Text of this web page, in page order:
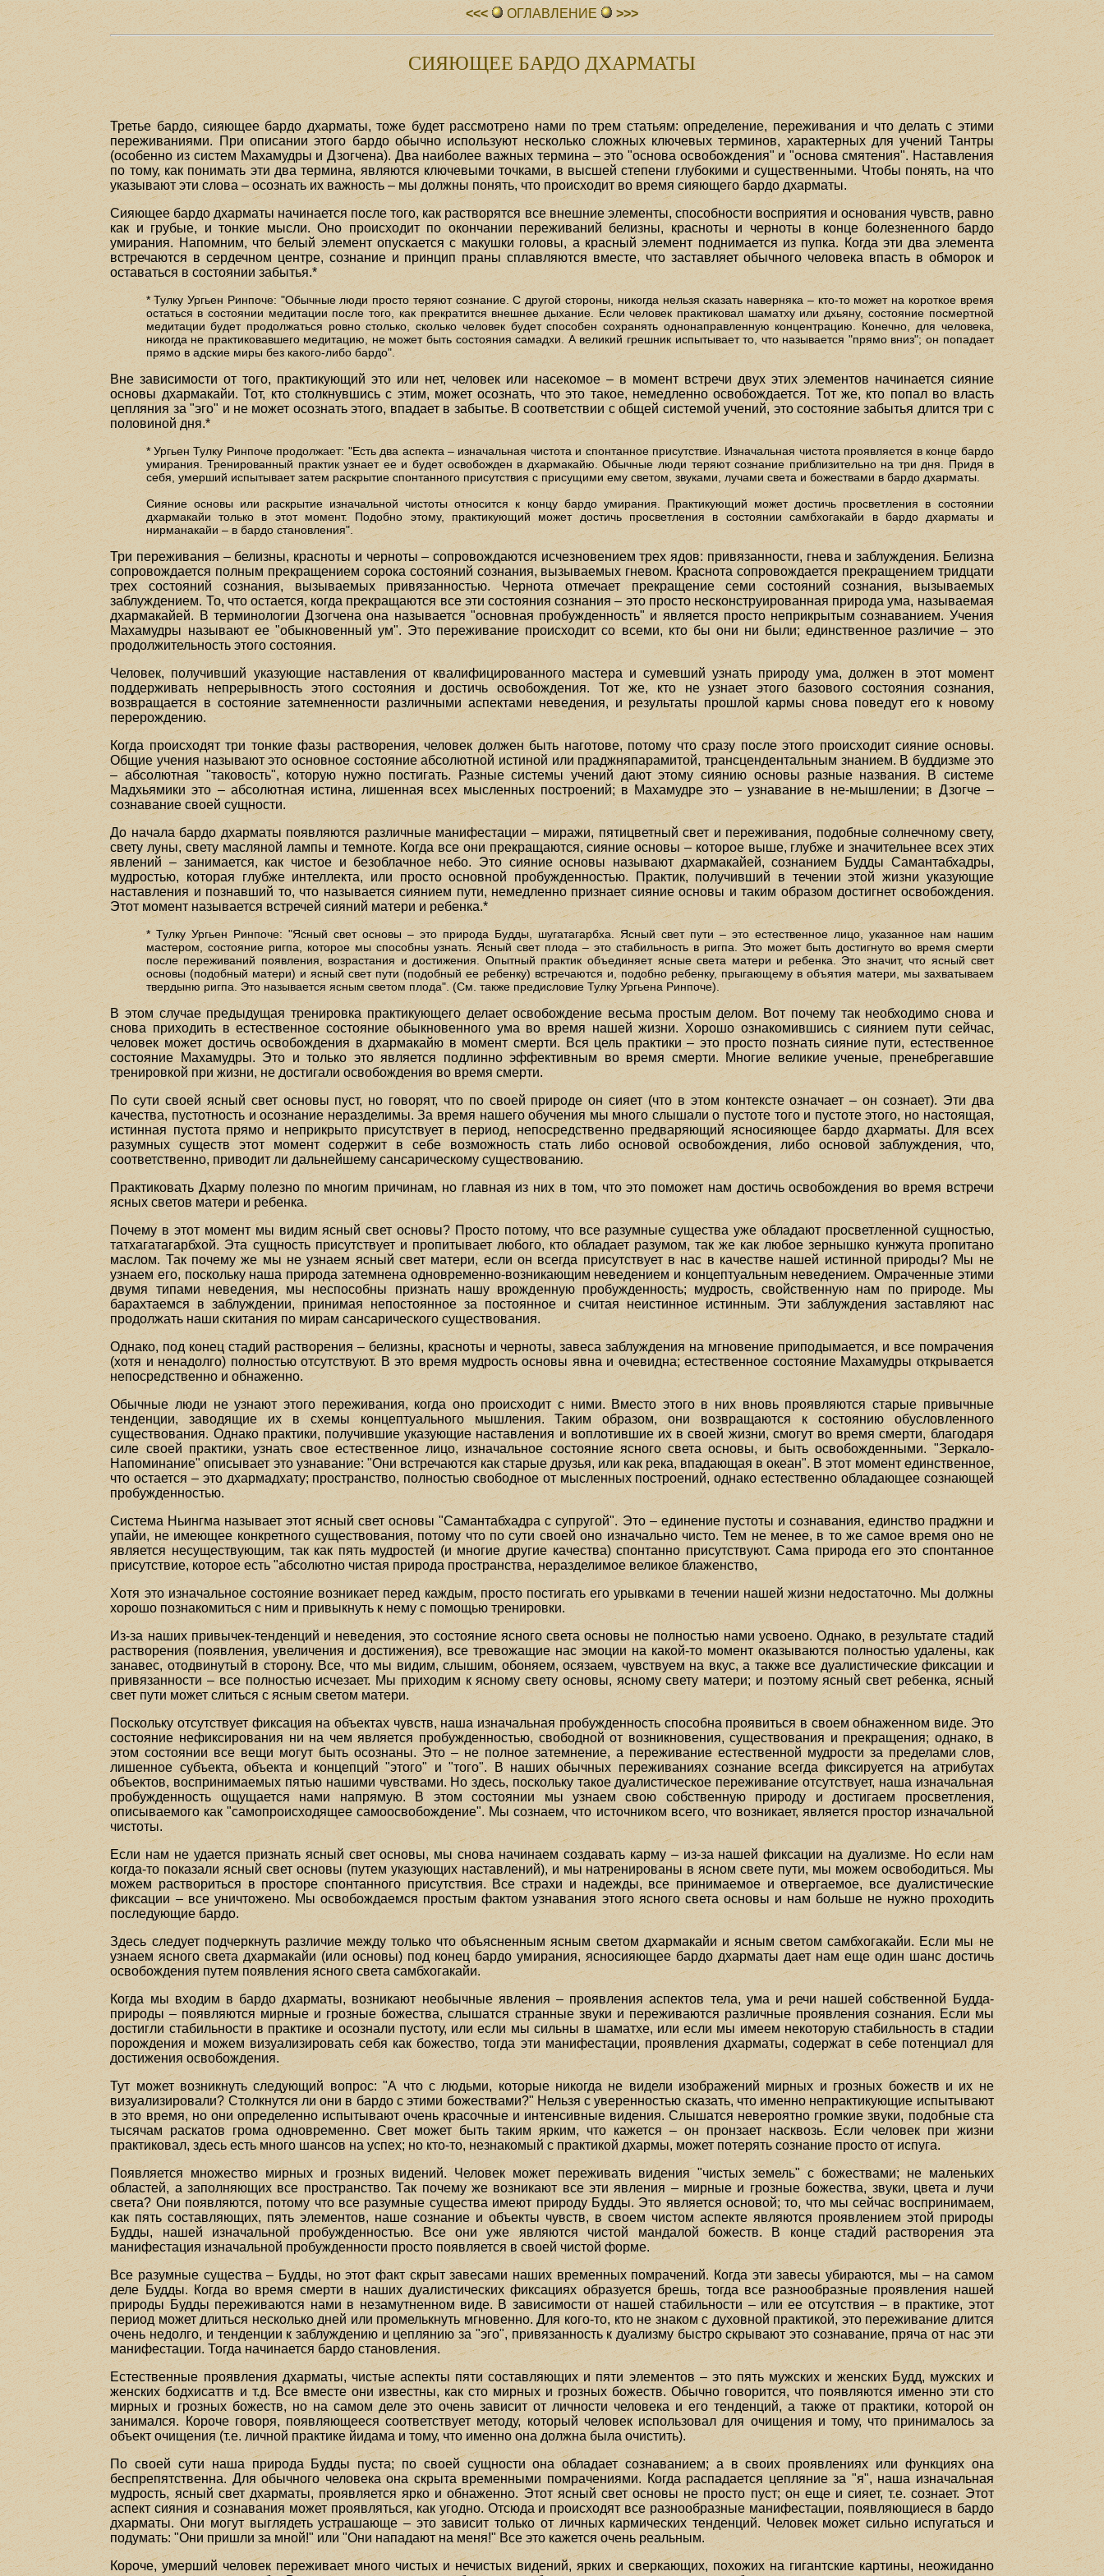
<<< ОГЛАВЛЕHИЕ >>>
СИЯЮЩЕЕ БАРДО ДХАРМАТЫ
Третье бардо, сияющее бардо дхарматы, тоже будет рассмотрено нами по трем статьям: определение, переживания и что делать с этими
переживаниями. При описании этого бардо обычно используют несколько сложных ключевых терминов, характерных для учений Тантры
(особенно из систем Махамудры и Дзогчена). Два наиболее важных термина – это "основа освобождения" и "основа смятения". Наставления
по тому, как понимать эти два термина, являются ключевыми точками, в высшей степени глубокими и существенными. Чтобы понять, на что
указывают эти слова – осознать их важность – мы должны понять, что происходит во время сияющего бардо дхарматы.
Сияющее бардо дхарматы начинается после того, как растворятся все внешние элементы, способности восприятия и основания чувств, равно
как и грубые, и тонкие мысли. Оно происходит по окончании переживаний белизны, красноты и черноты в конце болезненного бардо
умирания. Напомним, что белый элемент опускается с макушки головы, а красный элемент поднимается из пупка. Когда эти два элемента
встречаются в сердечном центре, сознание и принцип праны сплавляются вместе, что заставляет обычного человека впасть в обморок и
оставаться в состоянии забытья.*
* Тулку Ургьен Ринпоче: "Обычные люди просто теряют сознание. С другой стороны, никогда нельзя сказать наверняка – кто-то может на короткое время
остаться в состоянии медитации после того, как прекратится внешнее дыхание. Если человек практиковал шаматху или дхьяну, состояние посмертной
медитации будет продолжаться ровно столько, сколько человек будет способен сохранять однонаправленную концентрацию. Конечно, для человека,
никогда не практиковавшего медитацию, не может быть состояния самадхи. А великий грешник испытывает то, что называется "прямо вниз"; он попадает
прямо в адские миры без какого-либо бардо".
Вне зависимости от того, практикующий это или нет, человек или насекомое – в момент встречи двух этих элементов начинается сияние
основы дхармакайи. Тот, кто столкнувшись с этим, может осознать, что это такое, немедленно освобождается. Тот же, кто попал во власть
цепляния за "эго" и не может осознать этого, впадает в забытье. В соответствии с общей системой учений, это состояние забытья длится три с
половиной дня.*
* Ургьен Тулку Ринпоче продолжает: "Есть два аспекта – изначальная чистота и спонтанное присутствие. Изначальная чистота проявляется в конце бардо
умирания. Тренированный практик узнает ее и будет освобожден в дхармакайю. Обычные люди теряют сознание приблизительно на три дня. Придя в
себя, умерший испытывает затем раскрытие спонтанного присутствия с присущими ему светом, звуками, лучами света и божествами в бардо дхарматы.
Сияние основы или раскрытие изначальной чистоты относится к концу бардо умирания. Практикующий может достичь просветления в состоянии
дхармакайи только в этот момент. Подобно этому, практикующий может достичь просветления в состоянии самбхогакайи в бардо дхарматы и
нирманакайи – в бардо становления".
Три переживания – белизны, красноты и черноты – сопровождаются исчезновением трех ядов: привязанности, гнева и заблуждения. Белизна
сопровождается полным прекращением сорока состояний сознания, вызываемых гневом. Краснота сопровождается прекращением тридцати
трех состояний сознания, вызываемых привязанностью. Чернота отмечает прекращение семи состояний сознания, вызываемых
заблуждением. То, что остается, когда прекращаются все эти состояния сознания – это просто несконструированная природа ума, называемая
дхармакайей. В терминологии Дзогчена она называется "основная пробужденность" и является просто неприкрытым сознаванием. Учения
Махамудры называют ее "обыкновенный ум". Это переживание происходит со всеми, кто бы они ни были; единственное различие – это
продолжительность этого состояния.
Человек, получивший указующие наставления от квалифицированного мастера и сумевший узнать природу ума, должен в этот момент
поддерживать непрерывность этого состояния и достичь освобождения. Тот же, кто не узнает этого базового состояния сознания,
возвращается в состояние затемненности различными аспектами неведения, и результаты прошлой кармы снова поведут его к новому
перерождению.
Когда происходят три тонкие фазы растворения, человек должен быть наготове, потому что сразу после этого происходит сияние основы.
Общие учения называют это основное состояние абсолютной истиной или праджняпарамитой, трансцендентальным знанием. В буддизме это
– абсолютная "таковость", которую нужно постигать. Разные системы учений дают этому сиянию основы разные названия. В системе
Мадхьямики это – абсолютная истина, лишенная всех мысленных построений; в Махамудре это – узнавание в не-мышлении; в Дзогче –
сознавание своей сущности.
До начала бардо дхарматы появляются различные манифестации – миражи, пятицветный свет и переживания, подобные солнечному свету,
свету луны, свету масляной лампы и темноте. Когда все они прекращаются, сияние основы – которое выше, глубже и значительнее всех этих
явлений – занимается, как чистое и безоблачное небо. Это сияние основы называют дхармакайей, сознанием Будды Самантабхадры,
мудростью, которая глубже интеллекта, или просто основной пробужденностью. Практик, получивший в течении этой жизни указующие
наставления и познавший то, что называется сиянием пути, немедленно признает сияние основы и таким образом достигнет освобождения.
Этот момент называется встречей сияний матери и ребенка.*
* Тулку Ургьен Ринпоче: "Ясный свет основы – это природа Будды, шугатагарбха. Ясный свет пути – это естественное лицо, указанное нам нашим
мастером, состояние ригпа, которое мы способны узнать. Ясный свет плода – это стабильность в ригпа. Это может быть достигнуто во время смерти
после переживаний появления, возрастания и достижения. Опытный практик объединяет ясные света матери и ребенка. Это значит, что ясный свет
основы (подобный матери) и ясный свет пути (подобный ее ребенку) встречаются и, подобно ребенку, прыгающему в объятия матери, мы захватываем
твердыню ригпа. Это называется ясным светом плода". (См. также предисловие Тулку Ургьена Ринпоче).
В этом случае предыдущая тренировка практикующего делает освобождение весьма простым делом. Вот почему так необходимо снова и
снова приходить в естественное состояние обыкновенного ума во время нашей жизни. Хорошо ознакомившись с сиянием пути сейчас,
человек может достичь освобождения в дхармакайю в момент смерти. Вся цель практики – это просто познать сияние пути, естественное
состояние Махамудры. Это и только это является подлинно эффективным во время смерти. Многие великие ученые, пренебрегавшие
тренировкой при жизни, не достигали освобождения во время смерти.
По сути своей ясный свет основы пуст, но говорят, что по своей природе он сияет (что в этом контексте означает – он сознает). Эти два
качества, пустотность и осознание неразделимы. За время нашего обучения мы много слышали о пустоте того и пустоте этого, но настоящая,
истинная пустота прямо и неприкрыто присутствует в период, непосредственно предваряющий ясносияющее бардо дхарматы. Для всех
разумных существ этот момент содержит в себе возможность стать либо основой освобождения, либо основой заблуждения, что,
соответственно, приводит ли дальнейшему сансарическому существованию.
Практиковать Дхарму полезно по многим причинам, но главная из них в том, что это поможет нам достичь освобождения во время встречи
ясных светов матери и ребенка.
Почему в этот момент мы видим ясный свет основы? Просто потому, что все разумные существа уже обладают просветленной сущностью,
татхагатагарбхой. Эта сущность присутствует и пропитывает любого, кто обладает разумом, так же как любое зернышко кунжута пропитано
маслом. Так почему же мы не узнаем ясный свет матери, если он всегда присутствует в нас в качестве нашей истинной природы? Мы не
узнаем его, поскольку наша природа затемнена одновременно-возникающим неведением и концептуальным неведением. Омраченные этими
двумя типами неведения, мы неспособны признать нашу врожденную пробужденность; мудрость, свойственную нам по природе. Мы
барахтаемся в заблуждении, принимая непостоянное за постоянное и считая неистинное истинным. Эти заблуждения заставляют нас
продолжать наши скитания по мирам сансарического существования.
Однако, под конец стадий растворения – белизны, красноты и черноты, завеса заблуждения на мгновение приподымается, и все помрачения
(хотя и ненадолго) полностью отсутствуют. В это время мудрость основы явна и очевидна; естественное состояние Махамудры открывается
непосредственно и обнаженно.
Обычные люди не узнают этого переживания, когда оно происходит с ними. Вместо этого в них вновь проявляются старые привычные
тенденции, заводящие их в схемы концептуального мышления. Таким образом, они возвращаются к состоянию обусловленного
существования. Однако практики, получившие указующие наставления и воплотившие их в своей жизни, смогут во время смерти, благодаря
силе своей практики, узнать свое естественное лицо, изначальное состояние ясного света основы, и быть освобожденными. "Зеркало-
Напоминание" описывает это узнавание: "Они встречаются как старые друзья, или как река, впадающая в океан". В этот момент единственное,
что остается – это дхармадхату; пространство, полностью свободное от мысленных построений, однако естественно обладающее сознающей
пробужденностью.
Система Ньингма называет этот ясный свет основы "Самантабхадра с супругой". Это – единение пустоты и сознавания, единство праджни и
упайи, не имеющее конкретного существования, потому что по сути своей оно изначально чисто. Тем не менее, в то же самое время оно не
является несуществующим, так как пять мудростей (и многие другие качества) спонтанно присутствуют. Сама природа его это спонтанное
присутствие, которое есть "абсолютно чистая природа пространства, неразделимое великое блаженство,
Хотя это изначальное состояние возникает перед каждым, просто постигать его урывками в течении нашей жизни недостаточно. Мы должны
хорошо познакомиться с ним и привыкнуть к нему с помощью тренировки.
Из-за наших привычек-тенденций и неведения, это состояние ясного света основы не полностью нами усвоено. Однако, в результате стадий
растворения (появления, увеличения и достижения), все тревожащие нас эмоции на какой-то момент оказываются полностью удалены, как
занавес, отодвинутый в сторону. Все, что мы видим, слышим, обоняем, осязаем, чувствуем на вкус, а также все дуалистические фиксации и
привязанности – все полностью исчезает. Мы приходим к ясному свету основы, ясному свету матери; и поэтому ясный свет ребенка, ясный
свет пути может слиться с ясным светом матери.
Поскольку отсутствует фиксация на объектах чувств, наша изначальная пробужденность способна проявиться в своем обнаженном виде. Это
состояние нефиксирования ни на чем является пробужденностью, свободной от возникновения, существования и прекращения; однако, в
этом состоянии все вещи могут быть осознаны. Это – не полное затемнение, а переживание естественной мудрости за пределами слов,
лишенное субъекта, объекта и концепций "этого" и "того". В наших обычных переживаниях сознание всегда фиксируется на атрибутах
объектов, воспринимаемых пятью нашими чувствами. Но здесь, поскольку такое дуалистическое переживание отсутствует, наша изначальная
пробужденность ощущается нами напрямую. В этом состоянии мы узнаем свою собственную природу и достигаем просветления,
описываемого как "самопроисходящее самоосвобождение". Мы сознаем, что источником всего, что возникает, является простор изначальной
чистоты.
Если нам не удается признать ясный свет основы, мы снова начинаем создавать карму – из-за нашей фиксации на дуализме. Но если нам
когда-то показали ясный свет основы (путем указующих наставлений), и мы натренированы в ясном свете пути, мы можем освободиться. Мы
можем раствориться в просторе спонтанного присутствия. Все страхи и надежды, все принимаемое и отвергаемое, все дуалистические
фиксации – все уничтожено. Мы освобождаемся простым фактом узнавания этого ясного света основы и нам больше не нужно проходить
последующие бардо.
Здесь следует подчеркнуть различие между только что объясненным ясным светом дхармакайи и ясным светом самбхогакайи. Если мы не
узнаем ясного света дхармакайи (или основы) под конец бардо умирания, ясносияющее бардо дхарматы дает нам еще один шанс достичь
освобождения путем появления ясного света самбхогакайи.
Когда мы входим в бардо дхарматы, возникают необычные явления – проявления аспектов тела, ума и речи нашей собственной Будда-
природы – появляются мирные и грозные божества, слышатся странные звуки и переживаются различные проявления сознания. Если мы
достигли стабильности в практике и осознали пустоту, или если мы сильны в шаматхе, или если мы имеем некоторую стабильность в стадии
порождения и можем визуализировать себя как божество, тогда эти манифестации, проявления дхарматы, содержат в себе потенциал для
достижения освобождения.
Тут может возникнуть следующий вопрос: "А что с людьми, которые никогда не видели изображений мирных и грозных божеств и их не
визуализировали? Столкнутся ли они в бардо с этими божествами?" Нельзя с уверенностью сказать, что именно непрактикующие испытывают
в это время, но они определенно испытывают очень красочные и интенсивные видения. Слышатся невероятно громкие звуки, подобные ста
тысячам раскатов грома одновременно. Свет может быть таким ярким, что кажется – он пронзает насквозь. Если человек при жизни
практиковал, здесь есть много шансов на успех; но кто-то, незнакомый с практикой дхармы, может потерять сознание просто от испуга.
Появляется множество мирных и грозных видений. Человек может переживать видения "чистых земель" с божествами; не маленьких
областей, а заполняющих все пространство. Так почему же возникают все эти явления – мирные и грозные божества, звуки, цвета и лучи
света? Они появляются, потому что все разумные существа имеют природу Будды. Это является основой; то, что мы сейчас воспринимаем,
как пять составляющих, пять элементов, наше сознание и объекты чувств, в своем чистом аспекте являются проявлением этой природы
Будды, нашей изначальной пробужденностью. Все они уже являются чистой мандалой божеств. В конце стадий растворения эта
манифестация изначальной пробужденности просто появляется в своей чистой форме.
Все разумные существа – Будды, но этот факт скрыт завесами наших временных помрачений. Когда эти завесы убираются, мы – на самом
деле Будды. Когда во время смерти в наших дуалистических фиксациях образуется брешь, тогда все разнообразные проявления нашей
природы Будды переживаются нами в незамутненном виде. В зависимости от нашей стабильности – или ее отсутствия – в практике, этот
период может длиться несколько дней или промелькнуть мгновенно. Для кого-то, кто не знаком с духовной практикой, это переживание длится
очень недолго, и тенденции к заблуждению и цеплянию за "эго", привязанность к дуализму быстро скрывают это сознавание, пряча от нас эти
манифестации. Тогда начинается бардо становления.
Естественные проявления дхарматы, чистые аспекты пяти составляющих и пяти элементов – это пять мужских и женских Будд, мужских и
женских бодхисаттв и т.д. Все вместе они известны, как сто мирных и грозных божеств. Обычно говорится, что появляются именно эти сто
мирных и грозных божеств, но на самом деле это очень зависит от личности человека и его тенденций, а также от практики, которой он
занимался. Короче говоря, появляющееся соответствует методу, который человек использовал для очищения и тому, что принималось за
объект очищения (т.е. личной практике йидама и тому, что именно она должна была очистить).
По своей сути наша природа Будды пуста; по своей сущности она обладает сознаванием; а в своих проявлениях или функциях она
беспрепятственна. Для обычного человека она скрыта временными помрачениями. Когда распадается цепляние за "я", наша изначальная
мудрость, ясный свет дхарматы, проявляется ярко и обнаженно. Этот ясный свет основы не просто пуст; он еще и сияет, т.е. сознает. Этот
аспект сияния и сознавания может проявляться, как угодно. Отсюда и происходят все разнообразные манифестации, появляющиеся в бардо
дхарматы. Они могут выглядеть устрашающе – это зависит только от личных кармических тенденций. Человек может сильно испугаться и
подумать: "Они пришли за мной!" или "Они нападают на меня!" Все это кажется очень реальным.
Короче, умерший человек переживает много чистых и нечистых видений, ярких и сверкающих, похожих на гигантские картины, неожиданно